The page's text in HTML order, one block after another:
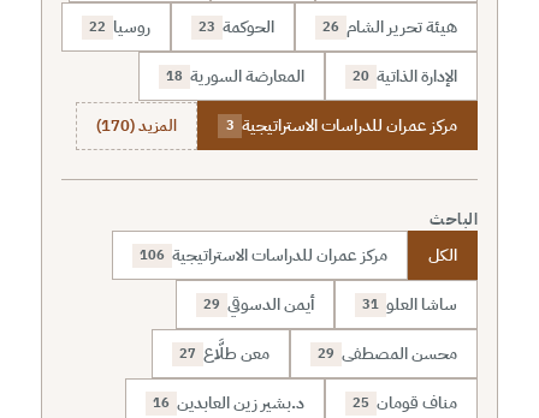
هيئة تحرير الشام 26 الحوكمة 23 روسيا 22
الإدارة الذاتية 20 المعارضة السورية 18
مركز عمران للدراسات الاستراتيجية 3 المزيد (170)
الباحث
الكل مركز عمران للدراسات الاستراتيجية 106
ساشا العلو 31 أيمن الدسوقي 29
محسن المصطفى 29 معن طلَّاع 27
مناف قومان 25 د.بشير زين العابدين 16